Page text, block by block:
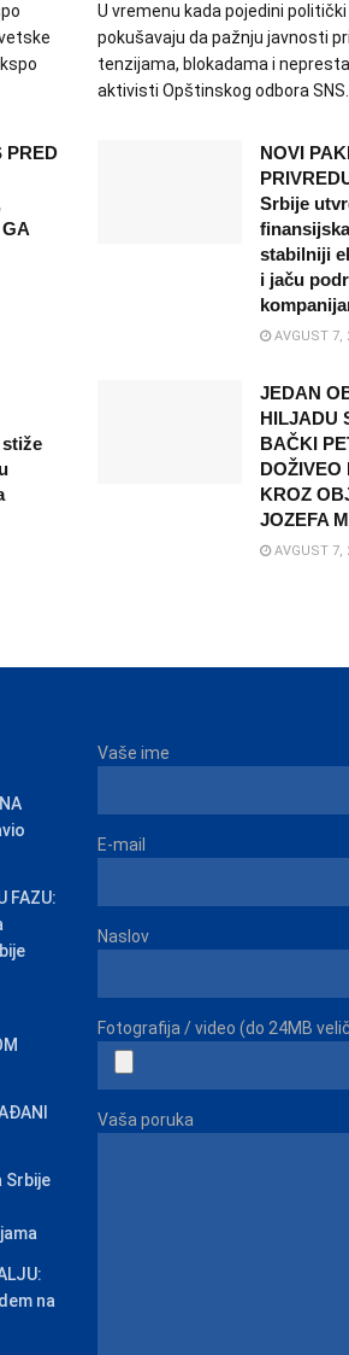
U vremenu kada pojedini
pokušavaju da pažnju javnosti
tenzijama, blokadama i
aktivisti Opštinskog odbora
PRED
NOVI
Srbije
stabilniji
i jaču
AVGUST 7,
JEDAN
HILJADU
BAČKI
DOŽIVEO
KROZ
JOZEFA
AVGUST 7,
FAZU:
Srbije
na
Vaše ime
E-mail
Naslov
Fotografija / video (do 24MB
Vaša poruka